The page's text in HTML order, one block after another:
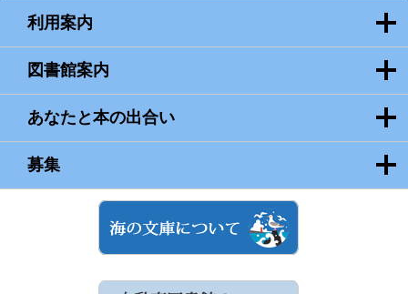
利用案内
図書館案内
あなたと本の出合い
募集